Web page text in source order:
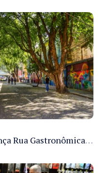
Prefeitura de Manaus lança Rua Gastronômica preservando as 17 árvores da Ferreira Pena no Centro